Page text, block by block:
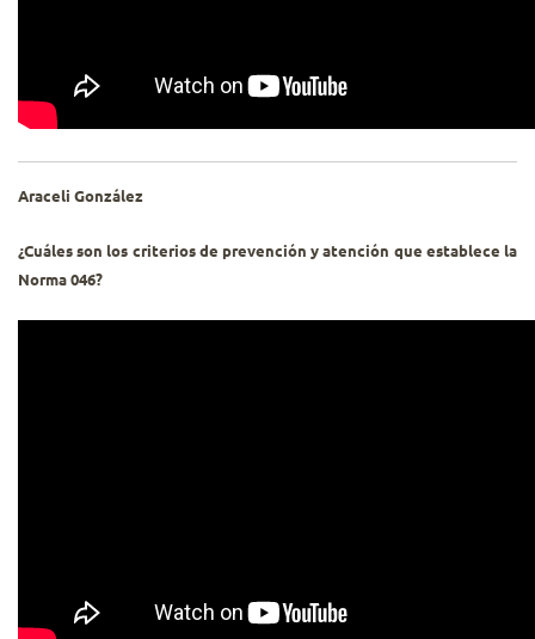
Araceli González
¿Cuáles son los criterios de prevención y atención que establece la
Norma 046?